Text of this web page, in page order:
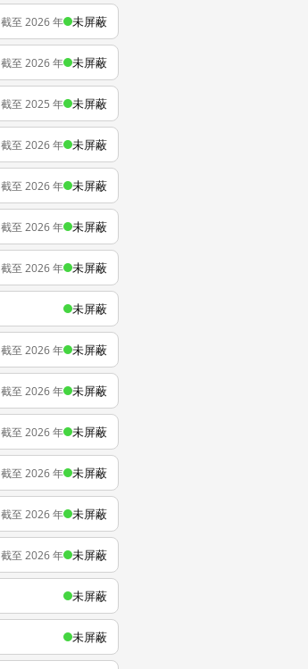
截至 2026 年 未屏蔽
截至 2026 年 未屏蔽
截至 2025 年 未屏蔽
截至 2026 年 未屏蔽
截至 2026 年 未屏蔽
截至 2026 年 未屏蔽
截至 2026 年 未屏蔽
未屏蔽
截至 2026 年 未屏蔽
截至 2026 年 未屏蔽
截至 2026 年 未屏蔽
截至 2026 年 未屏蔽
截至 2026 年 未屏蔽
截至 2026 年 未屏蔽
未屏蔽
未屏蔽